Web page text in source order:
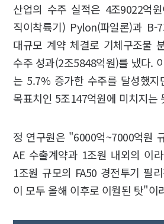
산업의 수주 실적은 4조9022억
직이착륙기) Pylon(파일론)과 B-
대규모 계약 체결로 기체구조물
수주 성과(2조5848억원)를 냈다.
는 5.7% 증가한 수주를 달성했지
목표치인 5조147억원에 미치지는
정 연구원은 "6000억~7000억원
AE 수출계약과 1조원 내외의 이
1조원 규모의 FA50 경전투기 필
이 모두 올해 이후로 이월된 탓"이